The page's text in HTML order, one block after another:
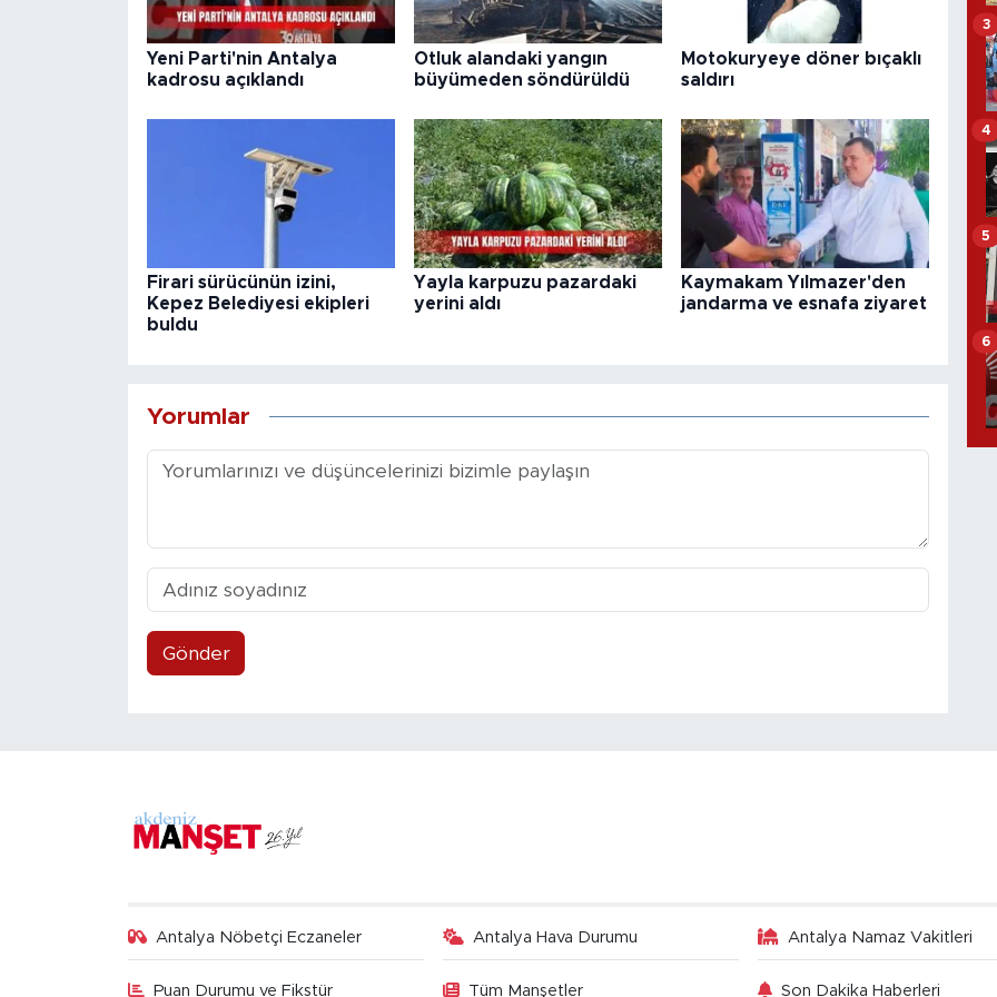
Yeni Parti'nin Antalya
kadrosu açıklandı
Otluk alandaki yangın
büyümeden söndürüldü
Motokuryeye döner bıçaklı
saldırı
Firari sürücünün izini,
Kepez Belediyesi ekipleri
buldu
Yayla karpuzu pazardaki
yerini aldı
Kaymakam Yılmazer'den
jandarma ve esnafa ziyaret
Yorumlar
Gönder
3
4
5
6
Antalya Nöbetçi Eczaneler Antalya Hava Durumu Antalya Namaz Vakitleri
Puan Durumu ve Fikstür Tüm Manşetler Son Dakika Haberleri